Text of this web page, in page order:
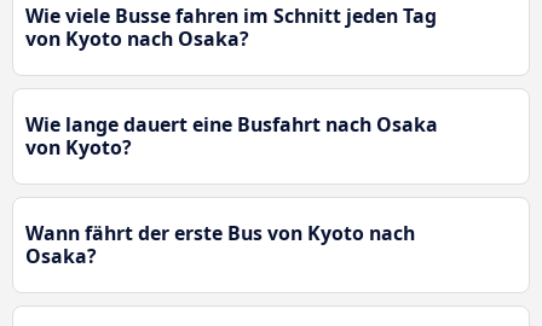
Wie viele Busse fahren im Schnitt jeden Tag
von Kyoto nach Osaka?
Wie lange dauert eine Busfahrt nach Osaka
von Kyoto?
Wann fährt der erste Bus von Kyoto nach
Osaka?